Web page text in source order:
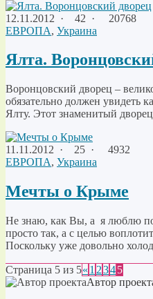
12.11.2012 · 42 ·
20768
ЕВРОПА, Украина
Ялта.
Воронцовский дворец –
обязательно должен увидеть
Ялту. Этот знаменитый
11.11.2012 · 25 ·
4932
ЕВРОПА, Украина
Мечты о Крыме
Не знаю, как Вы, а я люблю
просто так, а с целью
Поскольку уже довольно
Страница 5 из 5« 1 2345
Автор